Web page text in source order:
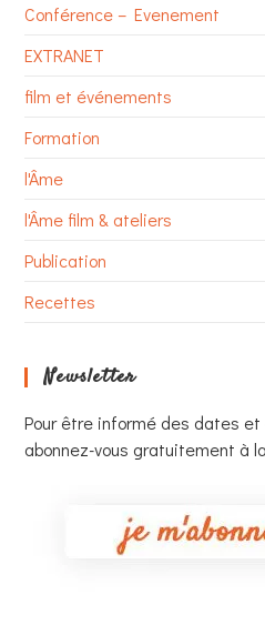
Conférence – Evenement
EXTRANET
film et événements
Formation
l'Âme
l'Âme film & ateliers
Publication
Recettes
Newsletter
Pour être informé des dates
abonnez-vous gratuitement à